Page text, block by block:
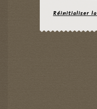
Réinitialiser